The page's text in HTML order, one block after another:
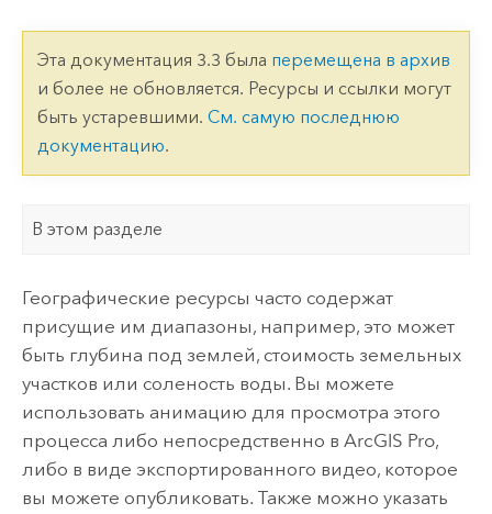
Эта документация 3.3 была перемещена в архив
и более не обновляется. Ресурсы и ссылки могут
быть устаревшими. См. самую последнюю
документацию.
В этом разделе
Географические ресурсы часто содержат
присущие им диапазоны, например, это может
быть глубина под землей, стоимость земельных
участков или соленость воды. Вы можете
использовать анимацию для просмотра этого
процесса либо непосредственно в ArcGIS Pro,
либо в виде экспортированного видео, которое
вы можете опубликовать. Также можно указать